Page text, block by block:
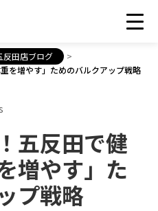
反田店ブログ
>
を増やす」ためのバルクアップ戦略
五反田で健
増やす」た
プ戦略